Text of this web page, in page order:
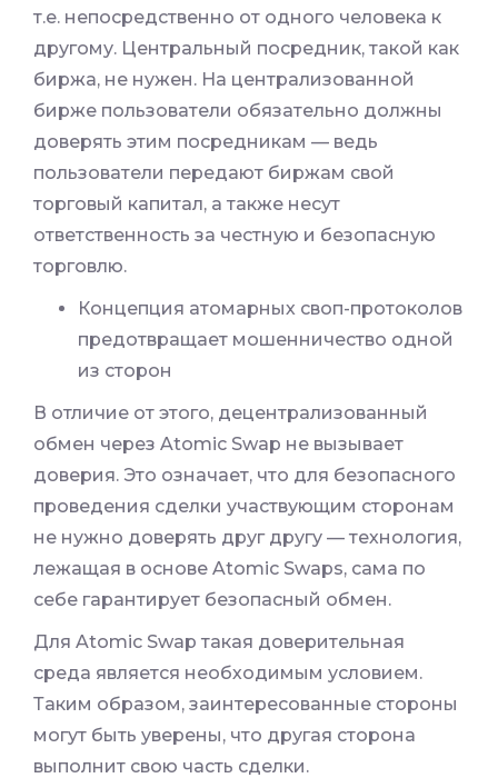
т.е. непосредственно от одного человека к
другому. Центральный посредник, такой как
биржа, не нужен. На централизованной
бирже пользователи обязательно должны
доверять этим посредникам — ведь
пользователи передают биржам свой
торговый капитал, а также несут
ответственность за честную и безопасную
торговлю.
Концепция атомарных своп-протоколов
предотвращает мошенничество одной
из сторон
В отличие от этого, децентрализованный
обмен через Atomic Swap не вызывает
доверия. Это означает, что для безопасного
проведения сделки участвующим сторонам
не нужно доверять друг другу — технология,
лежащая в основе Atomic Swaps, сама по
себе гарантирует безопасный обмен.
Для Atomic Swap такая доверительная
среда является необходимым условием.
Таким образом, заинтересованные стороны
могут быть уверены, что другая сторона
выполнит свою часть сделки.